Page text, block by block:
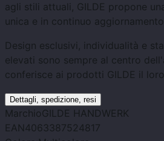
agli stili attuali, GILDE propone
unica e in continuo
Design esclusivi, individualità e
elevati sono sempre al centro
conferisce ai prodotti GILDE il
Dettagli, spedizione, resi
MarchioGILDE HANDWERK
EAN4063387524817